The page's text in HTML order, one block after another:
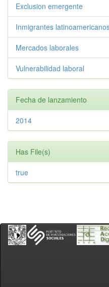
Exclusion emergente
Inmigrantes
Mercados laborales
Vulnerabilidad laboral
Fecha de lanzamiento
2014
Has File(s)
true